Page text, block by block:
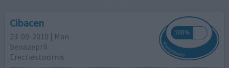
Cibacen
23-09-2010 | Man
benazepril
Erectiestoornis